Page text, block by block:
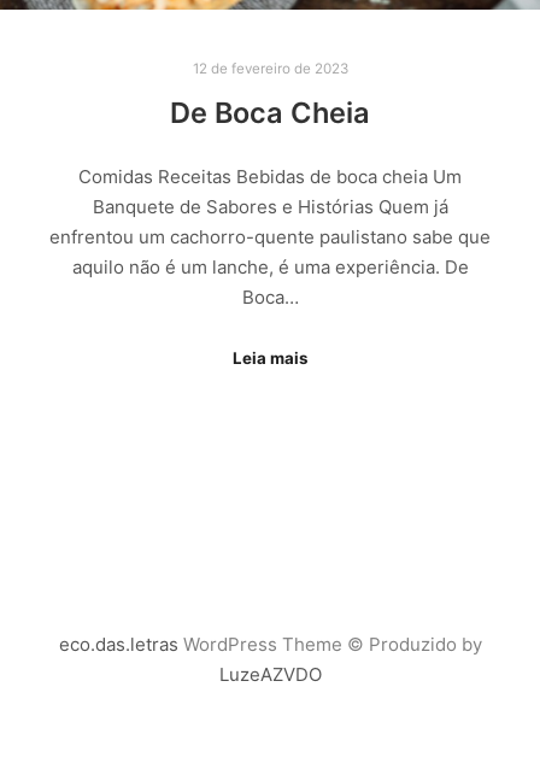
12 de fevereiro de 2023
De Boca Cheia
Comidas Receitas Bebidas de boca cheia Um
Banquete de Sabores e Histórias Quem já
enfrentou um cachorro-quente paulistano sabe que
aquilo não é um lanche, é uma experiência. De
Boca…
Leia mais
eco.das.letras WordPress Theme © Produzido by
LuzeAZVDO